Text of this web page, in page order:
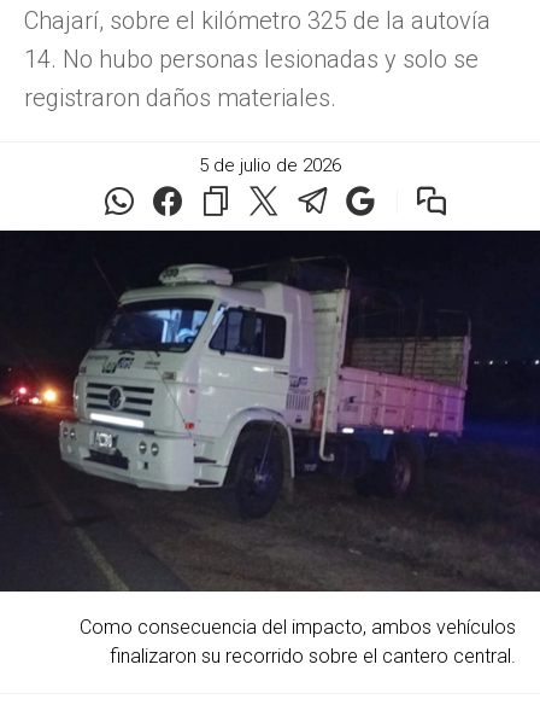
Chajarí, sobre el kilómetro 325 de la autovía
14. No hubo personas lesionadas y solo se
registraron daños materiales.
5 de julio de 2026
Como consecuencia del impacto, ambos vehículos
finalizaron su recorrido sobre el cantero central.